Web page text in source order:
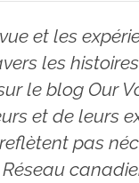
et les
les histoires
le blog Our
et de leurs
pas